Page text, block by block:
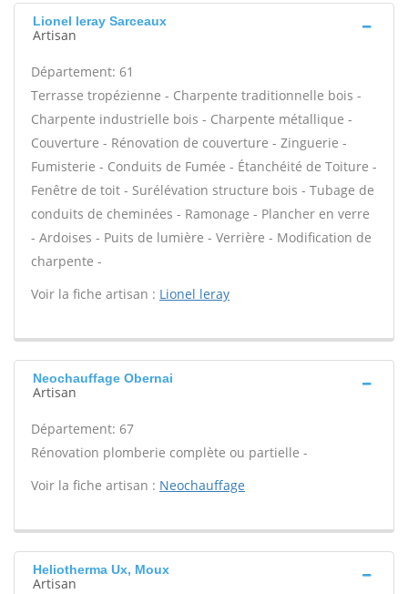
Lionel leray Sarceaux
Artisan
Département: 61
Terrasse tropézienne - Charpente traditionnelle bois -
Charpente industrielle bois - Charpente métallique -
Couverture - Rénovation de couverture - Zinguerie -
Fumisterie - Conduits de Fumée - Étanchéité de Toiture -
Fenêtre de toit - Surélévation structure bois - Tubage de
conduits de cheminées - Ramonage - Plancher en verre
- Ardoises - Puits de lumière - Verrière - Modification de
charpente -
Voir la fiche artisan : Lionel leray
Neochauffage Obernai
Artisan
Département: 67
Rénovation plomberie complète ou partielle -
Voir la fiche artisan : Neochauffage
Heliotherma Ux, Moux
Artisan